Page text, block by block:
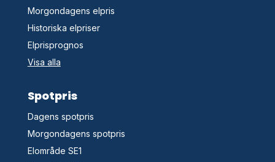
Morgondagens elpris
Historiska elpriser
Elprisprognos
Visa alla
Spotpris
Dagens spotpris
Morgondagens spotpris
Elområde SE1